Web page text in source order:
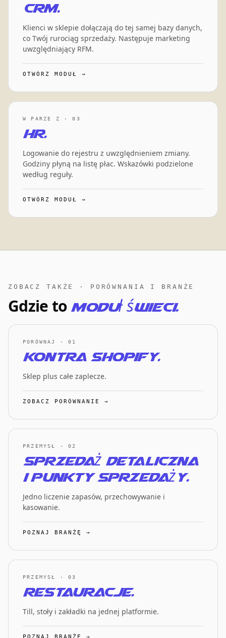
CRM.
Klienci w sklepie dołączają do tej samej bazy danych,
co Twój rurociąg sprzedaży. Następuje marketing
uwzględniający RFM.
OTWÓRZ MODUŁ →
W PARZE Z · 03
HR.
Logowanie do rejestru z uwzględnieniem zmiany.
Godziny płyną na listę płac. Wskazówki podzielone
według reguły.
OTWÓRZ MODUŁ →
ZOBACZ TAKŻE · PORÓWNANIA I BRANŻE
Gdzie to moduł świeci.
PORÓWNAJ · 01
kontra Shopify.
Sklep plus całe zaplecze.
ZOBACZ PORÓWNANIE →
PRZEMYSŁ · 02
Sprzedaż detaliczna
i punkty sprzedaży.
Jedno liczenie zapasów, przechowywanie i
kasowanie.
POZNAJ BRANŻĘ →
PRZEMYSŁ · 03
Restauracje.
Till, stoły i zakładki na jednej platformie.